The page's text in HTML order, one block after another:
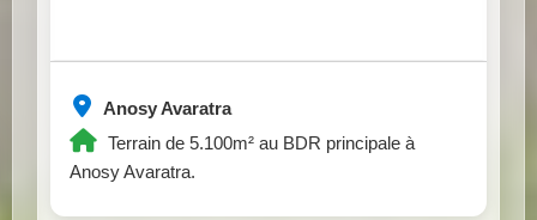
Anosy Avaratra
Terrain de 5.100m² au BDR principale à
Anosy Avaratra.